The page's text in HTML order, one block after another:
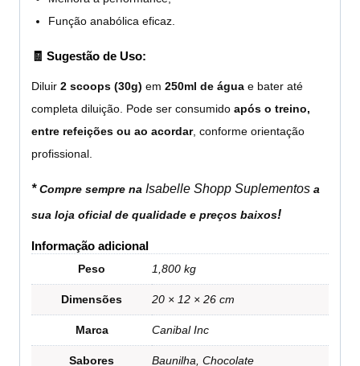
Função anabólica eficaz.
🧾 Sugestão de Uso:
Diluir 2 scoops (30g) em 250ml de água e bater até
completa diluição. Pode ser consumido após o treino,
entre refeições ou ao acordar, conforme orientação
profissional.
*Compre sempre na Isabelle Shopp Suplementos a
sua loja oficial de qualidade e preços baixos!
Informação adicional
Peso 1,800 kg
Dimensões 20 × 12 × 26 cm
Marca Canibal Inc
Sabores Baunilha, Chocolate